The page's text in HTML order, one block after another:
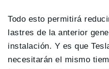
Todo esto permitirá
lastres de la anterior
instalación. Y es que
necesitarán el mismo